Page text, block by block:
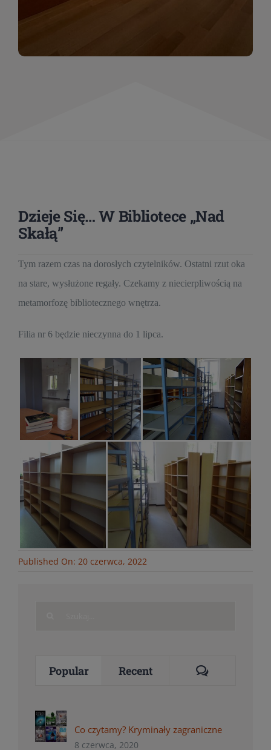
Dzieje Się… W Bibliotece „Nad
Skałą”
Tym razem czas na dorosłych czytelników. Ostatni rzut oka
na stare, wysłużone regały. Czekamy z niecierpliwością na
metamorfozę bibliotecznego wnętrza.
Filia nr 6 będzie nieczynna do 1 lipca.
Published On: 20 czerwca, 2022
Popular Recent Comments
Co czytamy? Kryminały zagraniczne
8 czerwca, 2020